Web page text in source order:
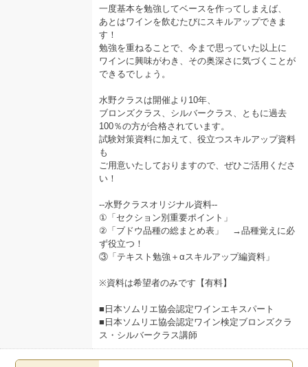
一度基本を勉強してベースを作ってしまえば、
あとはワインを飲むたびにスキルアップできま
す！
勉強を重ねることで、今まで思っていた以上に
ワインに興味がわき、その奥深さに気づくことが
できるでしょう。
水野クラスは開催より10年、
ブロンズクラス、シルバークラス、ともに過去
100％の方が合格されています。
試験対策資料に加えて、役立つスキルアップ資料
も
ご用意いたしておりますので、ぜひご活用くださ
い！
--水野クラスオリジナル資料--
①「セクション別重要ポイント」
②「ブドウ品種の総まとめ表」 →品種覚えに必
ず役立つ！
③「テキスト勉強＋αスキルアップ編資料」
※資料は希望者のみです【有料】
■日本ソムリエ協会認定ワインエキスパート
■日本ソムリエ協会認定ワイン検定ブロンズクラ
ス・シルバークラス講師